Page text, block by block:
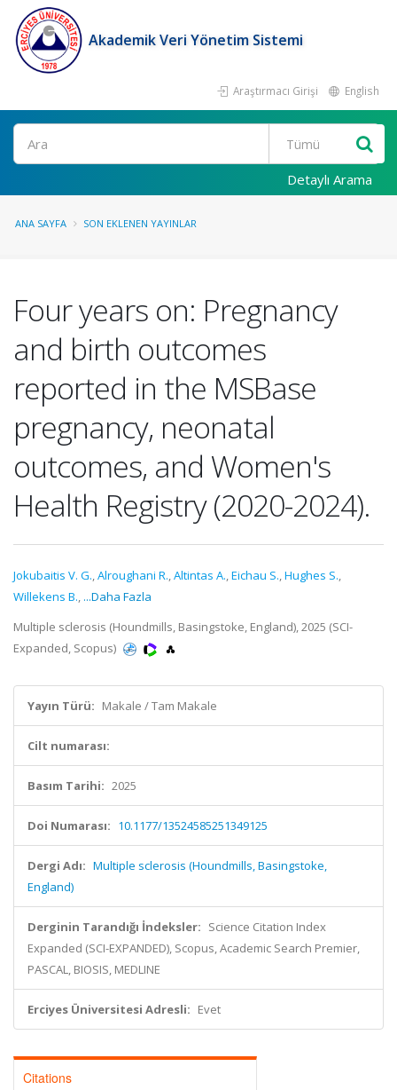
Akademik Veri Yönetim Sistemi
Araştırmacı Girişi English
Ara
Detaylı Arama
ANA SAYFA SON EKLENEN YAYINLAR
Four years on: Pregnancy
and birth outcomes
reported in the MSBase
pregnancy, neonatal
outcomes, and Women's
Health Registry (2020-2024).
Jokubaitis V. G.,Alroughani R.,Altintas A.,Eichau S.,Hughes S.,
Willekens B., ...Daha Fazla
Multiple sclerosis (Houndmills, Basingstoke, England), 2025 (SCI-
Expanded, Scopus)
Yayın Türü: Makale / Tam Makale
Cilt numarası:
Basım Tarihi: 2025
Doi Numarası: 10.1177/13524585251349125
Dergi Adı: Multiple sclerosis (Houndmills, Basingstoke,
England)
Derginin Tarandığı İndeksler: Science Citation Index
Expanded (SCI-EXPANDED), Scopus, Academic Search Premier,
PASCAL, BIOSIS, MEDLINE
Erciyes Üniversitesi Adresli: Evet
Citations